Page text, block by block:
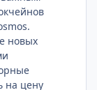
новых
на цену